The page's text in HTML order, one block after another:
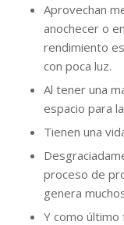
Aprovechan
anochecer o
rendimiento
con poca luz.
Al tener una
espacio para
Tienen una
proceso de
genera
Y como